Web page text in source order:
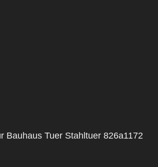
Bauhaus Tuer Stahltuer 826a1172